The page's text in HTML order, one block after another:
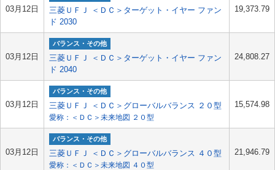
03月12日
三菱ＵＦＪ ＜ＤＣ＞ターゲット・イヤー ファン
ド 2030
19,373.79
03月12日
バランス・その他
三菱ＵＦＪ ＜ＤＣ＞ターゲット・イヤー ファン
ド 2040
24,808.27
03月12日
バランス・その他
三菱ＵＦＪ ＜ＤＣ＞グローバルバランス ２０型
愛称：＜ＤＣ＞未来地図 ２０型
15,574.98
03月12日
バランス・その他
三菱ＵＦＪ ＜ＤＣ＞グローバルバランス ４０型
愛称：＜ＤＣ＞未来地図 ４０型
21,946.79